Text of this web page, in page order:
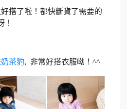
搭了啦！都快斷貨了需要的
！
茶豹, 非常好搭衣服呦！ ^^